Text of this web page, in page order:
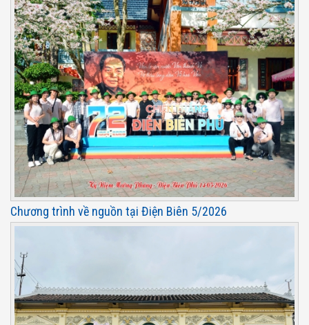
Chương trình về nguồn tại Điện Biên 5/2026